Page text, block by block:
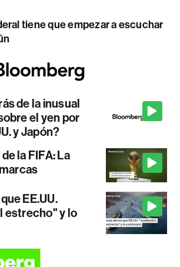
tiene que empezar a escuchar
de la inusual
el yen por
y Japón?
la FIFA: La
EE.UU.
estrecho" y lo